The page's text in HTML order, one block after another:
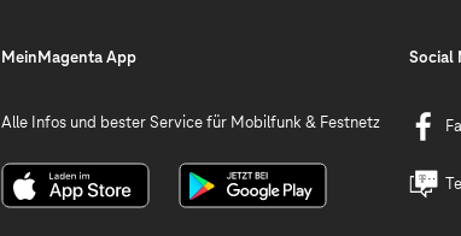
MeinMagenta App
Alle Infos und bester Service für Mobilfunk & Festnetz
Social